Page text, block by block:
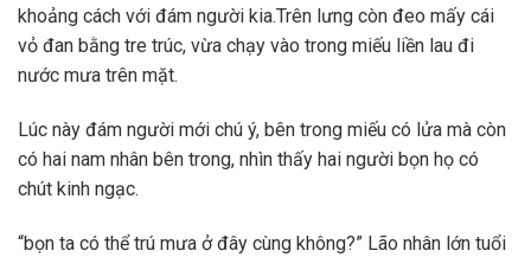
khoảng cách với đám người kia.Trên lưng còn đeo mấy cái
vỏ đan bằng tre trúc, vừa chạy vào trong miếu liền lau đi
nước mưa trên mặt.
Lúc này đám người mới chú ý, bên trong miếu có lửa mà còn
có hai nam nhân bên trong, nhìn thấy hai người bọn họ có
chút kinh ngạc.
“bọn ta có thể trú mưa ở đây cùng không?” Lão nhân lớn tuổi